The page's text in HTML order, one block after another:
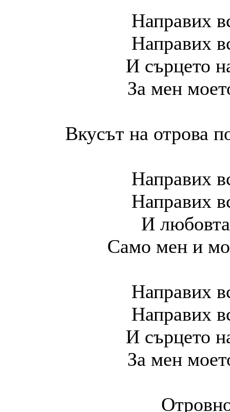
Направих
Направих
И сърцето
За мен
Вкусът на отрова
Направих
Направих
И
Само мен и
Направих
Направих
И сърцето
За мен